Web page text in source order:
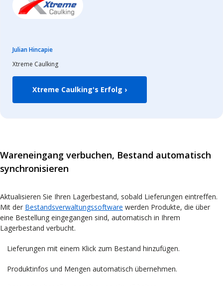
Julian Hincapie
Xtreme Caulking
Xtreme Caulking's Erfolg ›
Wareneingang verbuchen, Bestand automatisch
synchronisieren
Aktualisieren Sie Ihren Lagerbestand, sobald Lieferungen eintreffen.
Mit der Bestandsverwaltungssoftware werden Produkte, die über
eine Bestellung eingegangen sind, automatisch in Ihrem
Lagerbestand verbucht.
Lieferungen mit einem Klick zum Bestand hinzufügen.
Produktinfos und Mengen automatisch übernehmen.